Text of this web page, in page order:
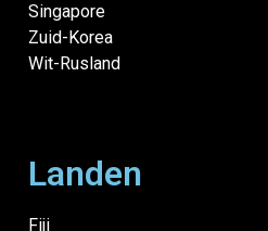
Singapore
Zuid-Korea
Wit-Rusland
Landen
Fiji